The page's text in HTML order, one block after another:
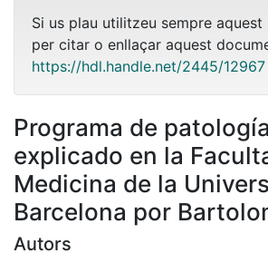
Si us plau utilitzeu sempre
per citar o enllaçar aquest
https://hdl.handle.net/2445/12967
Programa de
explicado en la
Medicina de la
Barcelona por
Autors